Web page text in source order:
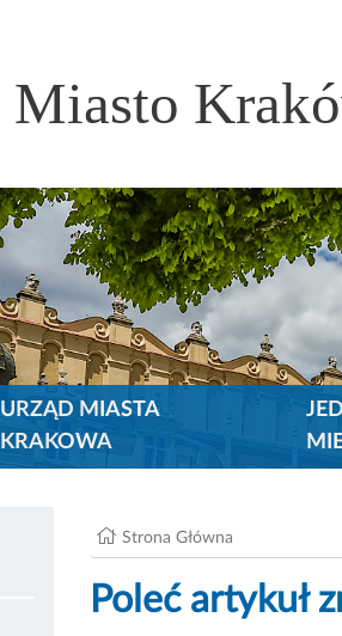
Miasto
URZĄD MIASTA
KRAKOWA
Strona Główna
Poleć artykuł